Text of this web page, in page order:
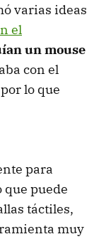
varias ideas
el
un mouse
con el
lo que
para
que puede
táctiles,
muy